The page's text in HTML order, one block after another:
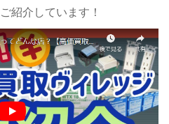
紹介しています！